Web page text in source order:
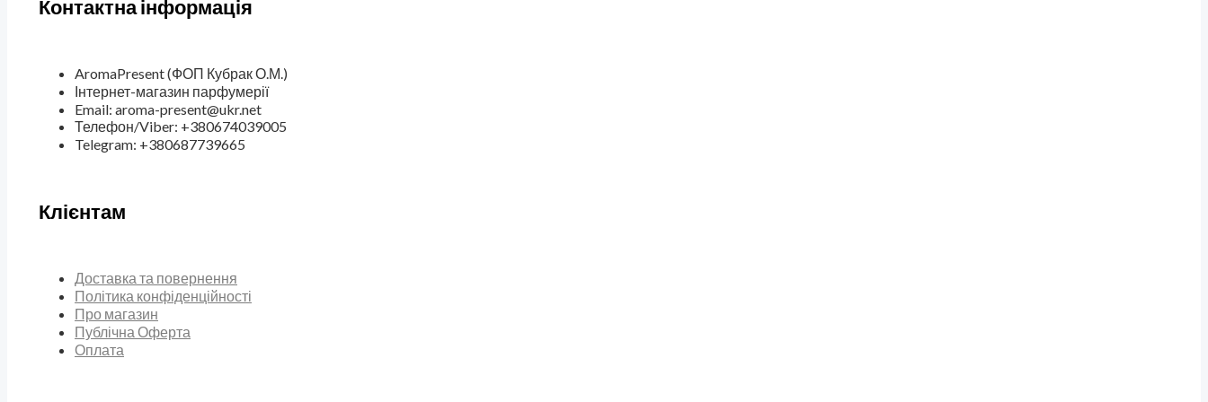
Контактна інформація
AromaPresent (ФОП Кубрак О.М.)
Інтернет-магазин парфумерії
Email: aroma-present@ukr.net
Телефон/Viber: +380674039005
Telegram: +380687739665
Клієнтам
Доставка та повернення
Політика конфіденційності
Про магазин
Публічна Оферта
Оплата